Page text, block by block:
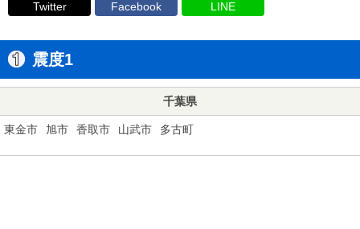
Twitter Facebook LINE
震度1
千葉県
東金市 旭市 香取市 山武市 多古町